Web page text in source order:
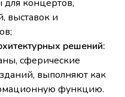
концертов,
выставок и
решений:
сферические
выполняют как
функцию.